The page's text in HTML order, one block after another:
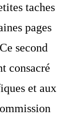
taches
pages
second
consacré
et aux